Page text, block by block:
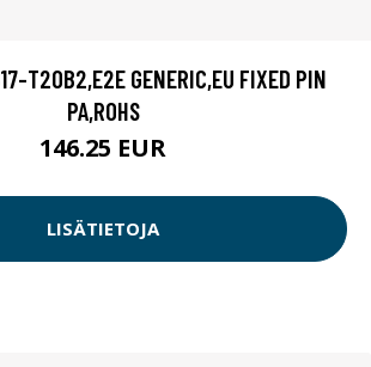
T20B2,E2E GENERIC,EU FIXED PIN
PA,ROHS
146.25 EUR
LISÄTIETOJA